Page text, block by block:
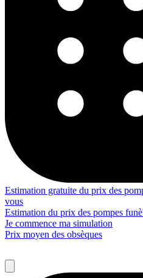
Estimation gratuite du prix des
vous
Estimation du prix des pompes
Je commence ma simulation
Prix moyen des obsèques